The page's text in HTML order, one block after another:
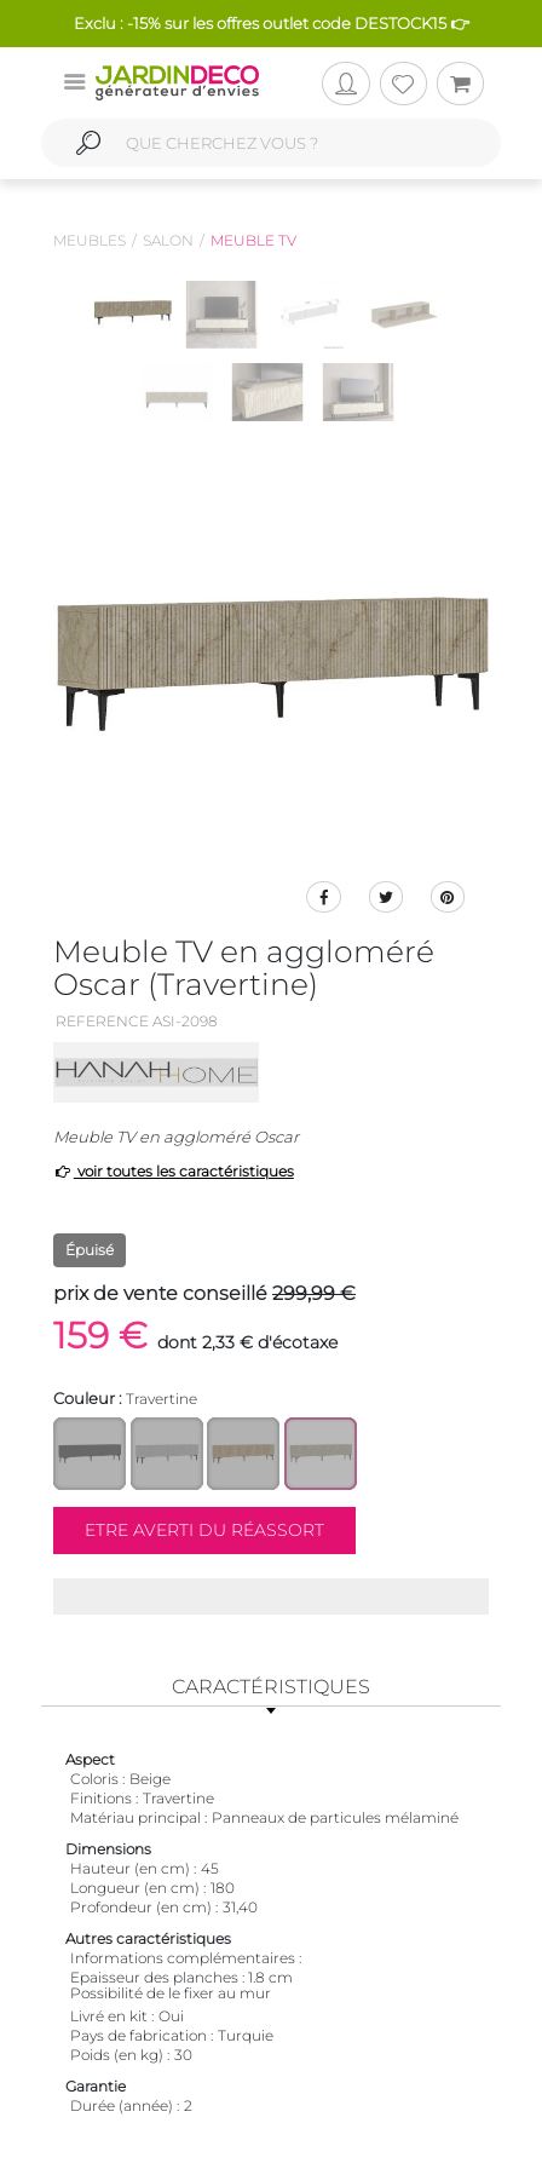
Exclu : -15% sur les offres outlet code DESTOCK15 👉
MEUBLES SALON MEUBLE TV
Meuble TV en aggloméré
Oscar (Travertine)
REFERENCE ASI-2098
Meuble TV en aggloméré Oscar
voir toutes les caractéristiques
Épuisé
prix de vente conseillé 299,99 €
159 € dont 2,33 € d'écotaxe
Couleur : Travertine
CARACTÉRISTIQUES
Aspect
Coloris
Beige
Finitions Travertine
Matériau principal
Panneaux de particules mélaminé
Dimensions
Hauteur (en cm)
45
Longueur (en cm)
180
Profondeur (en cm)
31,40
Autres caractéristiques
Informations complémentaires
Epaisseur des planches : 1.8 cm
Possibilité de le fixer au mur
Livré en kit
Oui
Pays de fabrication
Turquie
Poids (en kg)
30
Garantie
Durée (année)
2